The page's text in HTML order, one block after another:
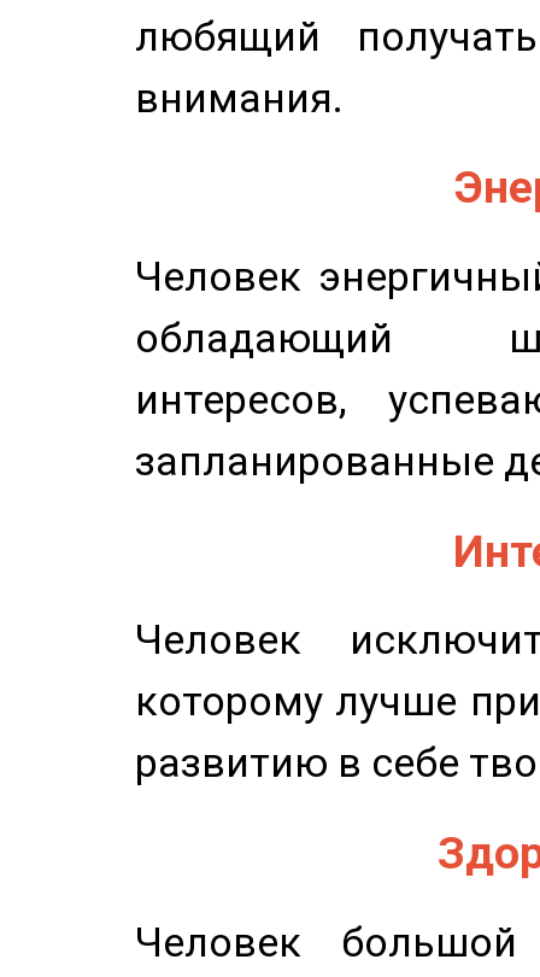
любящий
внимания.
Человек
обладающий
интересов,
запланированные
Человек
которому лучше
развитию в себе
Человек